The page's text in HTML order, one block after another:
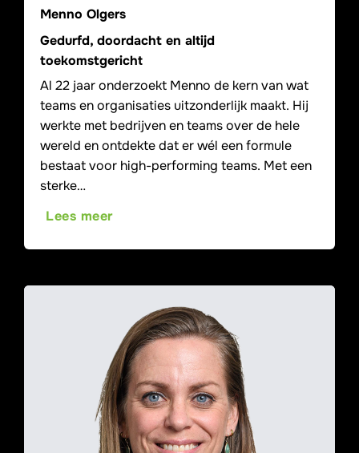
Menno Olgers
Gedurfd, doordacht en altijd
toekomstgericht
Al 22 jaar onderzoekt Menno de kern van wat
teams en organisaties uitzonderlijk maakt. Hij
werkte met bedrijven en teams over de hele
wereld en ontdekte dat er wél een formule
bestaat voor high-performing teams. Met een
sterke…
Lees meer